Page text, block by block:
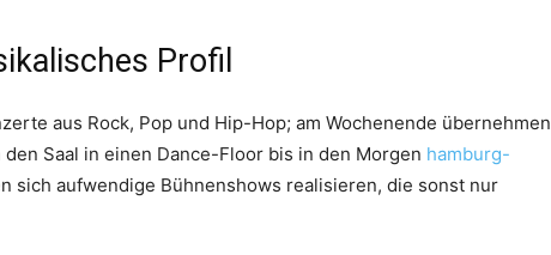
Profil
aus Rock, Pop und Hip-Hop; am Wochenende übernehmen
Saal in einen Dance-Floor bis in den Morgen hamburg-
sich aufwendige Bühnenshows realisieren, die sonst nur